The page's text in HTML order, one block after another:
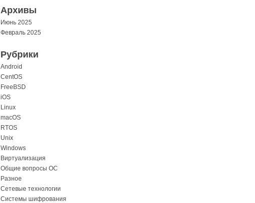
Архивы
Июнь 2025
Февраль 2025
Рубрики
Android
CentOS
FreeBSD
iOS
Linux
macOS
RTOS
Unix
Windows
Виртуализация
Общие вопросы ОС
Разное
Сетевые технологии
Системы шифрования